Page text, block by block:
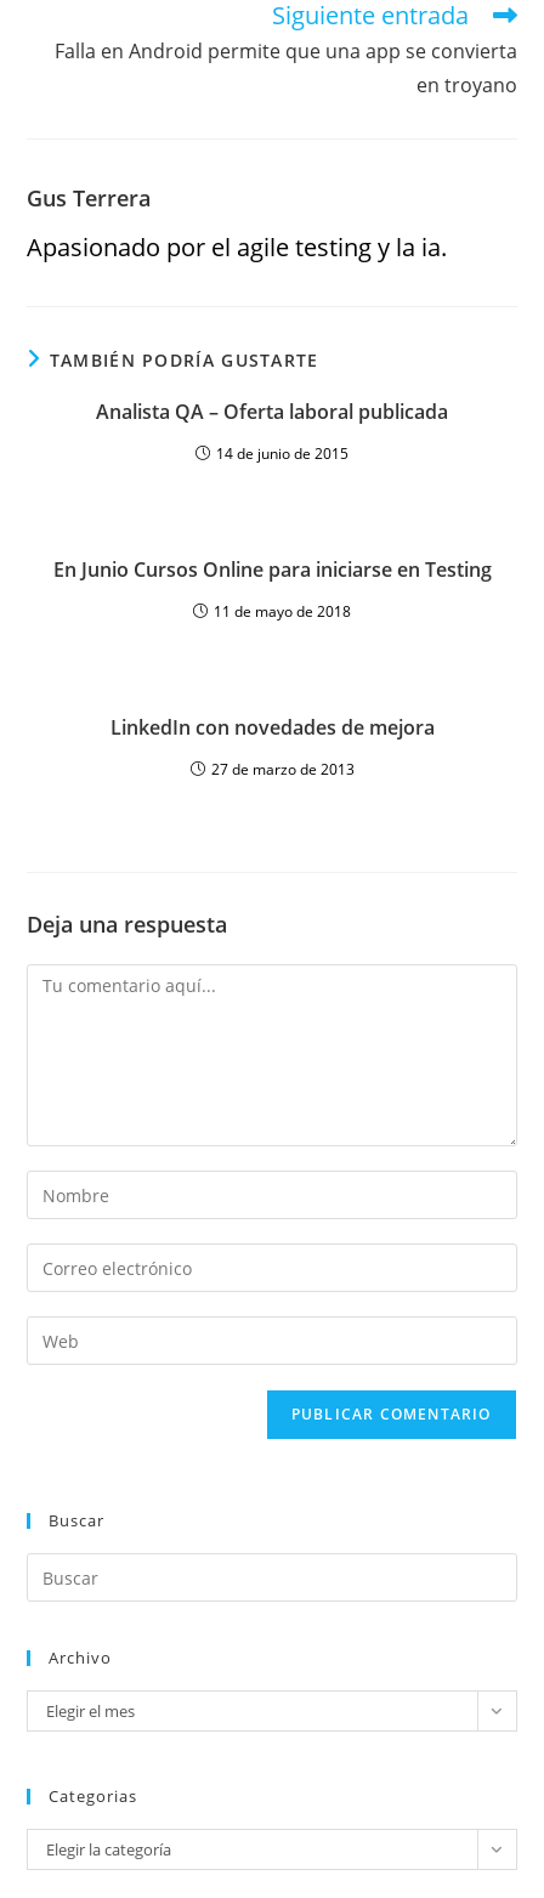
Siguiente entrada
Falla en Android permite que una app se convierta
en troyano
Gus Terrera
Apasionado por el agile testing y la ia.
TAMBIÉN PODRÍA GUSTARTE
Analista QA – Oferta laboral publicada
14 de junio de 2015
En Junio Cursos Online para iniciarse en Testing
11 de mayo de 2018
LinkedIn con novedades de mejora
27 de marzo de 2013
Deja una respuesta
Buscar
Archivo
Elegir el mes
Categorias
Elegir la categoría